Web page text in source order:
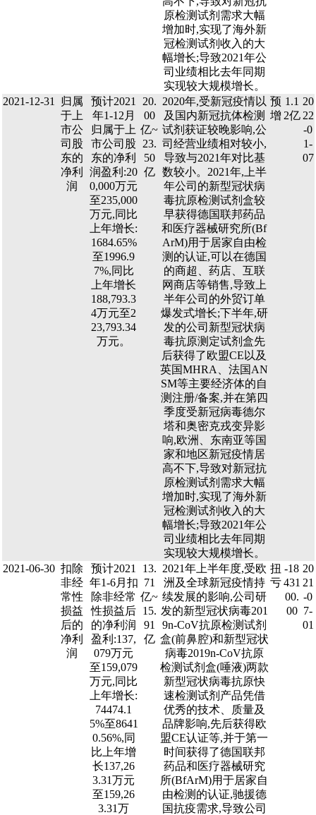
原检测试剂需求大幅
增加时,实现了海外新
冠检测试剂收入的大
幅增长;导致2021年公
司业绩相比去年同期
实现较大规模增长。
2021-12-31
归属
于上
市公
司股
东的
净利
润
预计2021
年1-12月
归属于上
市公司股
东的净利
润盈利:20
0,000万元
至235,000
万元,同比
上年增长:
1684.65%
至1996.9
7%,同比
上年增长
188,793.3
4万元至2
23,793.34
万元。
20.
00
亿~
23.
50
亿
2020年,受新冠疫情以
及国内新冠抗体检测
试剂获证较晚影响,公
司经营业绩相对较小,
导致与2021年对比基
数较小。2021年,上半
年公司的新型冠状病
毒抗原检测试剂盒较
早获得德国联邦药品
和医疗器械研究所(Bf
ArM)用于居家自由检
测的认证,可以在德国
的商超、药店、互联
网商店等销售,导致上
半年公司的外贸订单
爆发式增长;下半年,研
发的公司新型冠状病
毒抗原测定试剂盒先
后获得了欧盟CE以及
英国MHRA、法国AN
SM等主要经济体的自
测注册/备案,并在第四
季度受新冠病毒德尔
塔和奥密克戎变异影
响,欧洲、东南亚等国
家和地区新冠疫情居
高不下,导致对新冠抗
原检测试剂需求大幅
增加时,实现了海外新
冠检测试剂收入的大
幅增长;导致2021年公
司业绩相比去年同期
实现较大规模增长。
预
增
1.1
2亿
20
22
-0
1-
07
2021-06-30 扣除
非经
常性
损益
后的
净利
润
预计2021
年1-6月扣
除非经常
性损益后
的净利润
盈利:137,
079万元
至159,079
万元,同比
上年增长:
74474.1
5%至8641
0.56%,同
比上年增
长137,26
3.31万元
至159,26
3.31万
13.
71
亿~
15.
91
亿
2021年上半年度,受欧
洲及全球新冠疫情持
续发展的影响,公司研
发的新型冠状病毒201
9n-CoV抗原检测试剂
盒(前鼻腔)和新型冠状
病毒2019n-CoV抗原
检测试剂盒(唾液)两款
新型冠状病毒抗原快
速检测试剂产品凭借
优秀的技术、质量及
品牌影响,先后获得欧
盟CE认证等,并于第一
时间获得了德国联邦
药品和医疗器械研究
所(BfArM)用于居家自
由检测的认证,驰援德
国抗疫需求,导致公司
扭
亏
-18
431
00.
00
20
21
-0
7-
01